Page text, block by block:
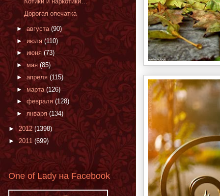
Дорогая опечатка
►августа (90)
► июля(110)
► июня (73)
► мая(85)
► апреля (115)
►марта (126)
► февраля(128)
► января (134)
► 2012 (1398)
►2011 (699)
One of Lady на Facebook